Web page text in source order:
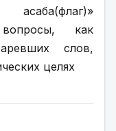
как
слов,
целях